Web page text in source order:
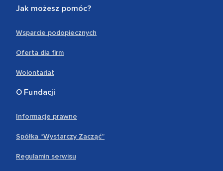
Jak możesz pomóc?
Wsparcie podopiecznych
Oferta dla firm
Wolontariat
O Fundacji
Informacje prawne
Spółka “Wystarczy Zacząć”
Regulamin serwisu